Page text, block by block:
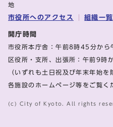
地
市役所へのアクセス 組織一覧
開庁時間
市役所本庁舎：午前8時45分か
区役所・支所、出張所：午前9時
（いずれも土日祝及び年末年始を
各施設のホームページ等をご覧く
(c) City of Kyoto. All rights